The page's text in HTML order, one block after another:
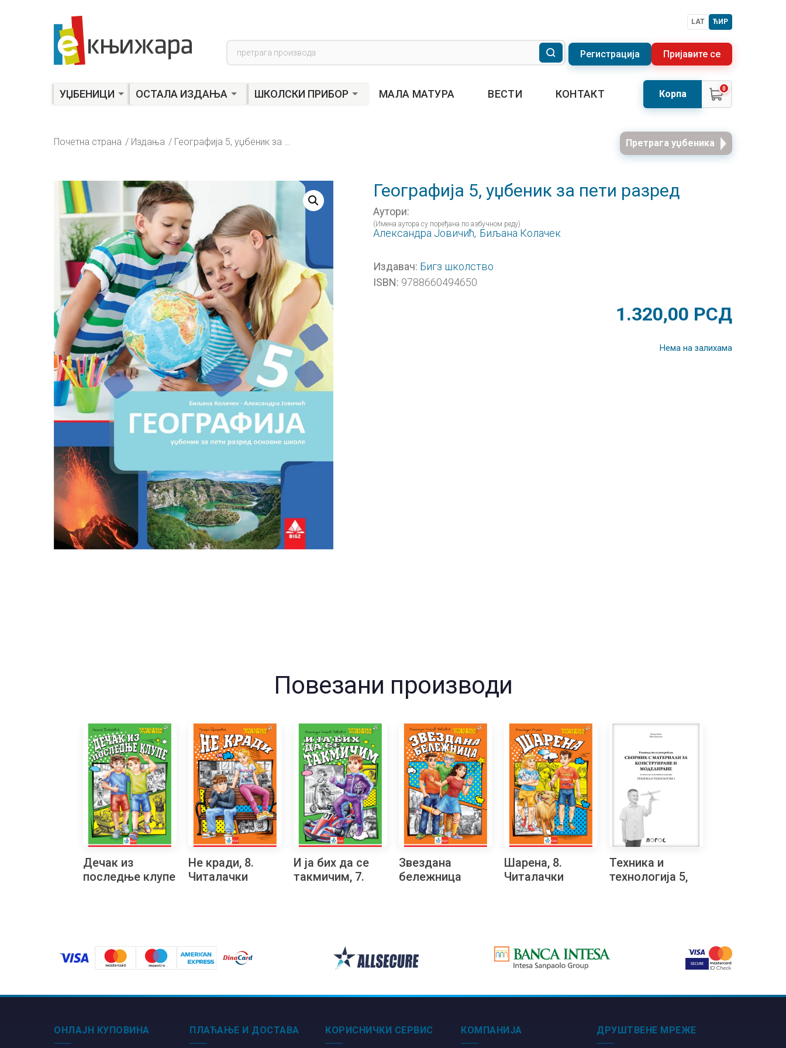
LAT ЋИР
Products
search
Регистрација Пријавите се
УЏБЕНИЦИ ОСТАЛА ИЗДАЊА ШКОЛСКИ ПРИБОР МАЛА МАТУРА ВЕСТИ КОНТАКТ Корпа 0
Почетна страна Издања Претрага уџбеника
Географија 5, уџбеник за пети разред
Аутори:
(Имена аутора су поређана по азбучном реду)
Александра Јовичић, Биљана Колачек
Издавач: Бигз школство
ISBN: 9788660494650
1.320,00 РСД
Нема на залихама
Повезани производи
Дечак из
последње клупе
Не кради, 8.
Читалачки
И ја бих да се
такмичим, 7.
Звездана
бележница
Шарена, 8.
Читалачки
Техника и
технологија 5,
бугарском
ОНЛАЈН КУПОВИНА ПЛАЋАЊЕ И ДОСТАВА КОРИСНИЧКИ СЕРВИС КОМПАНИЈА ДРУШТВЕНЕ МРЕЖЕ